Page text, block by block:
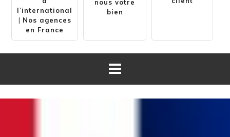
l’international
| Nos agences
en France
nous votre
bien